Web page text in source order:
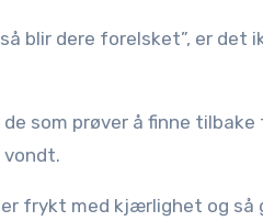
blir dere forelsket”, er det
som prøver å finne
vondt.
frykt med kjærlighet og så